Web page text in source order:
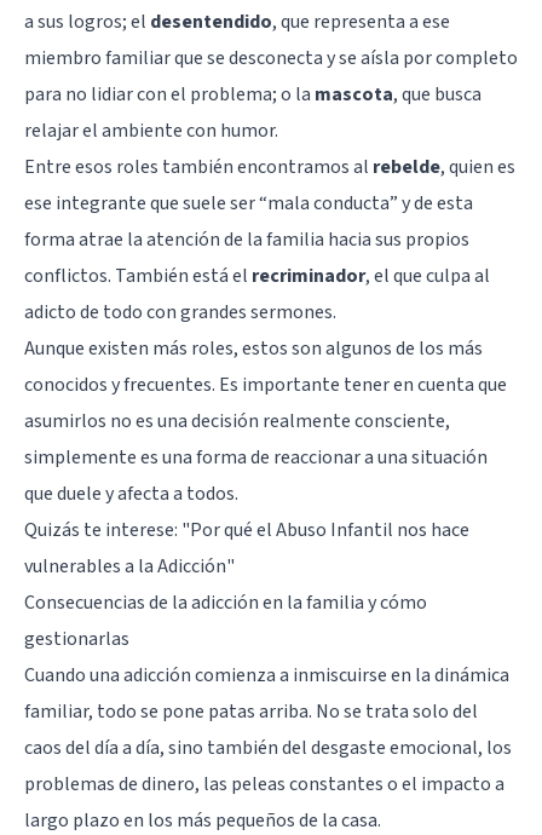
a sus logros; el desentendido, que representa a ese
miembro familiar que se desconecta y se aísla por completo
para no lidiar con el problema; o la mascota, que busca
relajar el ambiente con humor.
Entre esos roles también encontramos al rebelde, quien es
ese integrante que suele ser “mala conducta” y de esta
forma atrae la atención de la familia hacia sus propios
conflictos. También está el recriminador, el que culpa al
adicto de todo con grandes sermones.
Aunque existen más roles, estos son algunos de los más
conocidos y frecuentes. Es importante tener en cuenta que
asumirlos no es una decisión realmente consciente,
simplemente es una forma de reaccionar a una situación
que duele y afecta a todos.
Quizás te interese: "Por qué el Abuso Infantil nos hace
vulnerables a la Adicción"
Consecuencias de la adicción en la familia y cómo
gestionarlas
Cuando una adicción comienza a inmiscuirse en la dinámica
familiar, todo se pone patas arriba. No se trata solo del
caos del día a día, sino también del desgaste emocional, los
problemas de dinero, las peleas constantes o el impacto a
largo plazo en los más pequeños de la casa.